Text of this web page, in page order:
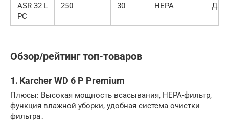
ASR 32 L
PC
250 30 HEPA Да
Обзор/рейтинг топ-товаров
1․ Karcher WD 6 P Premium
Плюсы: Высокая мощность всасывания, HEPA-фильтр,
функция влажной уборки, удобная система очистки
фильтра․